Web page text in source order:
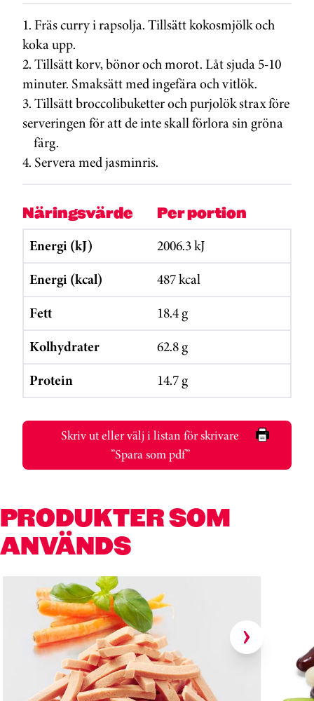
1. Fräs curry i rapsolja. Tillsätt kokosmjölk och
koka upp.
2. Tillsätt korv, bönor och morot. Låt sjuda 5-10
minuter. Smaksätt med ingefära och vitlök.
3. Tillsätt broccolibuketter och purjolök strax före
serveringen för att de inte skall förlora sin gröna
färg.
4. Servera med jasminris.
Näringsvärde Per portion
Energi (kJ)
2006.3 kJ
Energi (kcal)
487 kcal
Fett
18.4 g
Kolhydrater
62.8 g
Protein
14.7 g
Skriv ut eller välj i listan för skrivare
”Spara som pdf”
PRODUKTER SOM
ANVÄNDS
Hoppa över kortkarusell